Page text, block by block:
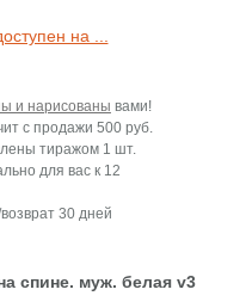
на ...
и нарисованы вами!
с продажи 500 руб.
тиражом 1 шт.
для вас к 12
30 дней
спине. муж. белая v3